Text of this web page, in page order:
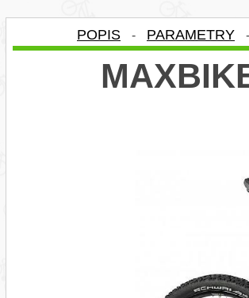
POPIS - PARAMETRY -